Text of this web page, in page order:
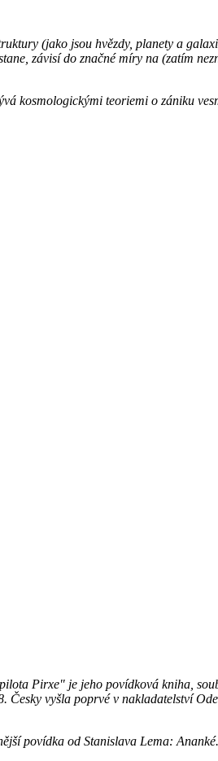
(jako jsou hvězdy, planety a
závisí do značné míry na (zatím
kosmologickými teoriemi o zániku
Pirxe" je jeho povídková kniha,
Česky vyšla poprvé v nakladatelství
povídka od Stanislava Lema: Ananké.